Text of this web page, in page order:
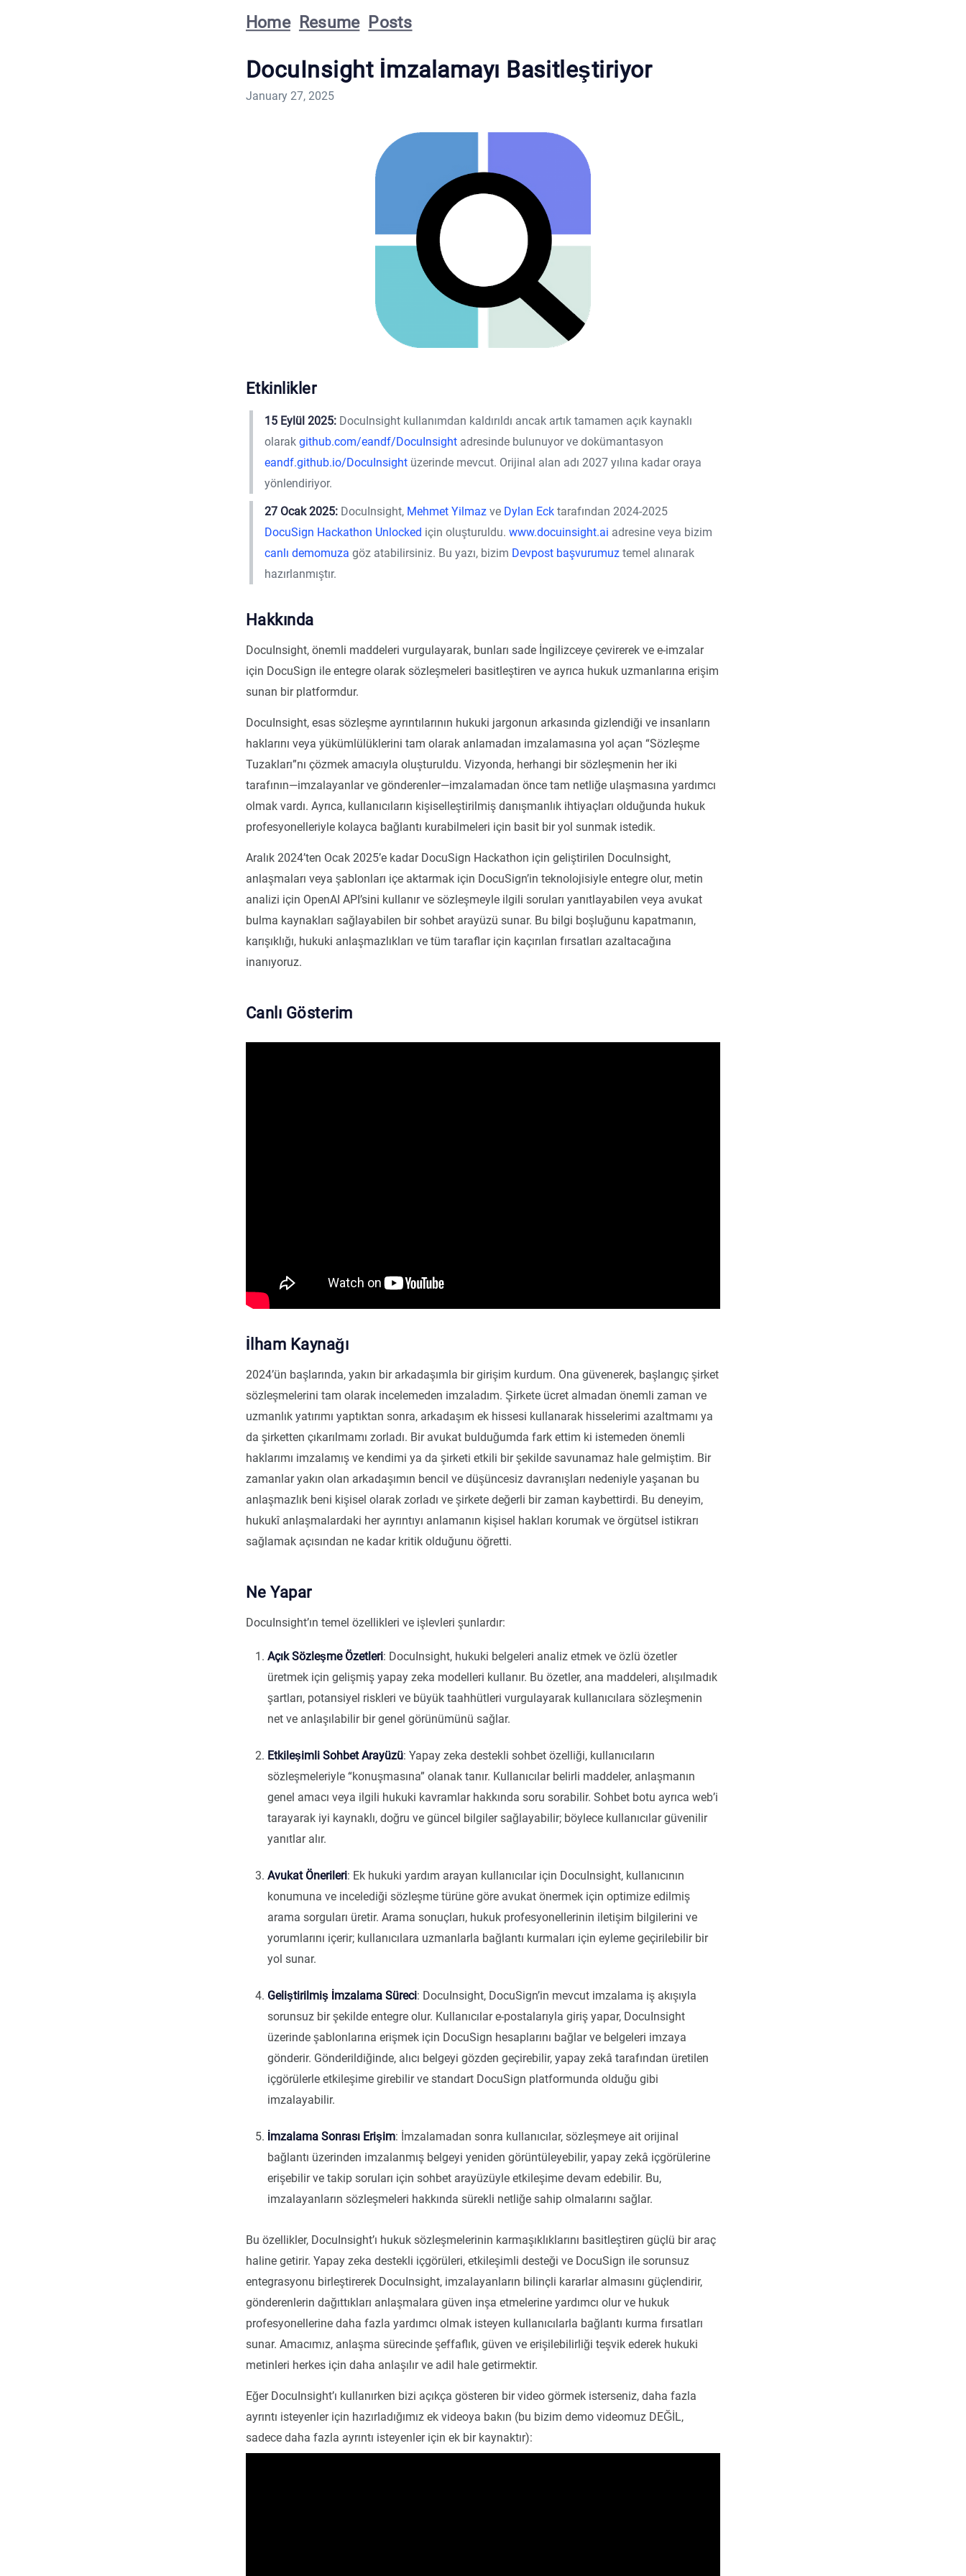
Home Resume Posts
DocuInsight İmzalamayı Basitleştiriyor
January 27, 2025
Etkinlikler
15 Eylül 2025:DocuInsight kullanımdan kaldırıldı ancak artık tamamen açık kaynaklı
olarak github.com/eandf/DocuInsightadresinde bulunuyor ve dokümantasyon
eandf.github.io/DocuInsightüzerinde mevcut. Orijinal alan adı 2027 yılına kadar oraya
yönlendiriyor.
27 Ocak 2025:DocuInsight, Mehmet Yilmazve Dylan Ecktarafından 2024-2025
DocuSign Hackathon Unlocked için oluşturuldu. www.docuinsight.ai adresine veya bizim
canlı demomuza göz atabilirsiniz. Bu yazı, bizim Devpost başvurumuztemel alınarak
hazırlanmıştır.
Hakkında
DocuInsight, önemli maddeleri vurgulayarak, bunları sade İngilizceye çevirerek ve e-imzalar
için DocuSign ile entegre olarak sözleşmeleri basitleştiren ve ayrıca hukuk uzmanlarına erişim
sunan bir platformdur.
DocuInsight, esas sözleşme ayrıntılarının hukuki jargonun arkasında gizlendiği ve insanların
haklarını veya yükümlülüklerini tam olarak anlamadan imzalamasına yol açan “Sözleşme
Tuzakları”nı çözmek amacıyla oluşturuldu. Vizyonda, herhangi bir sözleşmenin her iki
tarafının—imzalayanlar ve gönderenler—imzalamadan önce tam netliğe ulaşmasına yardımcı
olmak vardı. Ayrıca, kullanıcıların kişiselleştirilmiş danışmanlık ihtiyaçları olduğunda hukuk
profesyonelleriyle kolayca bağlantı kurabilmeleri için basit bir yol sunmak istedik.
Aralık 2024’ten Ocak 2025’e kadar DocuSign Hackathon için geliştirilen DocuInsight,
anlaşmaları veya şablonları içe aktarmak için DocuSign’in teknolojisiyle entegre olur, metin
analizi için OpenAI API’sini kullanır ve sözleşmeyle ilgili soruları yanıtlayabilen veya avukat
bulma kaynakları sağlayabilen bir sohbet arayüzü sunar. Bu bilgi boşluğunu kapatmanın,
karışıklığı, hukuki anlaşmazlıkları ve tüm taraflar için kaçırılan fırsatları azaltacağına
inanıyoruz.
Canlı Gösterim
İlham Kaynağı
2024’ün başlarında, yakın bir arkadaşımla bir girişim kurdum. Ona güvenerek, başlangıç şirket
sözleşmelerini tam olarak incelemeden imzaladım. Şirkete ücret almadan önemli zaman ve
uzmanlık yatırımı yaptıktan sonra, arkadaşım ek hissesi kullanarak hisselerimi azaltmamı ya
da şirketten çıkarılmamı zorladı. Bir avukat bulduğumda fark ettim ki istemeden önemli
haklarımı imzalamış ve kendimi ya da şirketi etkili bir şekilde savunamaz hale gelmiştim. Bir
zamanlar yakın olan arkadaşımın bencil ve düşüncesiz davranışları nedeniyle yaşanan bu
anlaşmazlık beni kişisel olarak zorladı ve şirkete değerli bir zaman kaybettirdi. Bu deneyim,
hukukî anlaşmalardaki her ayrıntıyı anlamanın kişisel hakları korumak ve örgütsel istikrarı
sağlamak açısından ne kadar kritik olduğunu öğretti.
Ne Yapar
DocuInsight’ın temel özellikleri ve işlevleri şunlardır:
Açık Sözleşme Özetleri: DocuInsight, hukuki belgeleri analiz etmek ve özlü özetler
üretmek için gelişmiş yapay zeka modelleri kullanır. Bu özetler, ana maddeleri, alışılmadık
şartları, potansiyel riskleri ve büyük taahhütleri vurgulayarak kullanıcılara sözleşmenin
net ve anlaşılabilir bir genel görünümünü sağlar.
Etkileşimli Sohbet Arayüzü: Yapay zeka destekli sohbet özelliği, kullanıcıların
sözleşmeleriyle “konuşmasına” olanak tanır. Kullanıcılar belirli maddeler, anlaşmanın
genel amacı veya ilgili hukuki kavramlar hakkında soru sorabilir. Sohbet botu ayrıca web’i
tarayarak iyi kaynaklı, doğru ve güncel bilgiler sağlayabilir; böylece kullanıcılar güvenilir
yanıtlar alır.
Avukat Önerileri: Ek hukuki yardım arayan kullanıcılar için DocuInsight, kullanıcının
konumuna ve incelediği sözleşme türüne göre avukat önermek için optimize edilmiş
arama sorguları üretir. Arama sonuçları, hukuk profesyonellerinin iletişim bilgilerini ve
yorumlarını içerir; kullanıcılara uzmanlarla bağlantı kurmaları için eyleme geçirilebilir bir
yol sunar.
Geliştirilmiş İmzalama Süreci: DocuInsight, DocuSign’in mevcut imzalama iş akışıyla
sorunsuz bir şekilde entegre olur. Kullanıcılar e-postalarıyla giriş yapar, DocuInsight
üzerinde şablonlarına erişmek için DocuSign hesaplarını bağlar ve belgeleri imzaya
gönderir. Gönderildiğinde, alıcı belgeyi gözden geçirebilir, yapay zekâ tarafından üretilen
içgörülerle etkileşime girebilir ve standart DocuSign platformunda olduğu gibi
imzalayabilir.
İmzalama Sonrası Erişim: İmzalamadan sonra kullanıcılar, sözleşmeye ait orijinal
bağlantı üzerinden imzalanmış belgeyi yeniden görüntüleyebilir, yapay zekâ içgörülerine
erişebilir ve takip soruları için sohbet arayüzüyle etkileşime devam edebilir. Bu,
imzalayanların sözleşmeleri hakkında sürekli netliğe sahip olmalarını sağlar.
Bu özellikler, DocuInsight’ı hukuk sözleşmelerinin karmaşıklıklarını basitleştiren güçlü bir araç
haline getirir. Yapay zeka destekli içgörüleri, etkileşimli desteği ve DocuSign ile sorunsuz
entegrasyonu birleştirerek DocuInsight, imzalayanların bilinçli kararlar almasını güçlendirir,
gönderenlerin dağıttıkları anlaşmalara güven inşa etmelerine yardımcı olur ve hukuk
profesyonellerine daha fazla yardımcı olmak isteyen kullanıcılarla bağlantı kurma fırsatları
sunar. Amacımız, anlaşma sürecinde şeffaflık, güven ve erişilebilirliği teşvik ederek hukuki
metinleri herkes için daha anlaşılır ve adil hale getirmektir.
Eğer DocuInsight’ı kullanırken bizi açıkça gösteren bir video görmek isterseniz, daha fazla
ayrıntı isteyenler için hazırladığımız ek videoya bakın (bu bizim demo videomuz DEĞİL,
sadece daha fazla ayrıntı isteyenler için ek bir kaynaktır):